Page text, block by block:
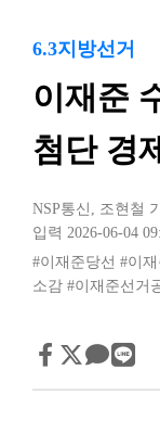
6.3지방선거
이재준
첨단 경
NSP통신 , 조현철
입력 2026-06-04
#이재준당선 #이
소감 #이재준선거